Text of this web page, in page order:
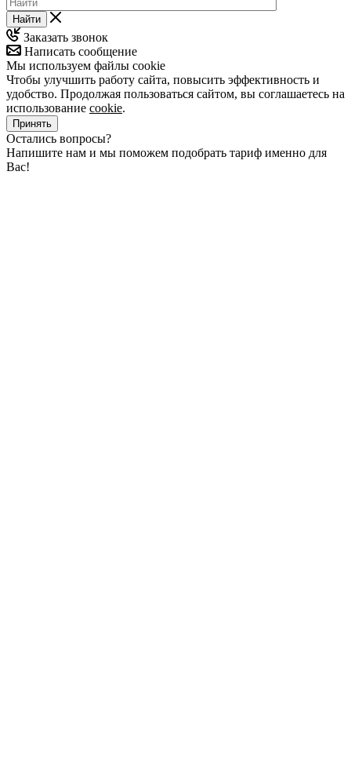
Найти
Заказать звонок
Написать сообщение
Мы используем файлы cookie
Чтобы улучшить работу сайта, повысить эффективность и
удобство. Продолжая пользоваться сайтом, вы соглашаетесь на
использование cookie.
Принять
Остались вопросы?
Напишите нам и мы поможем подобрать тариф именно для
Вас!